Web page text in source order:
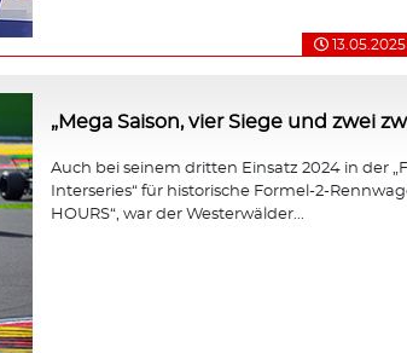
13.05.2025
„Mega Saison, vier Siege und zwei
Auch bei seinem dritten Einsatz 2024 in der
Interseries“ für historische Formel-2-
HOURS“, war der Westerwälder...